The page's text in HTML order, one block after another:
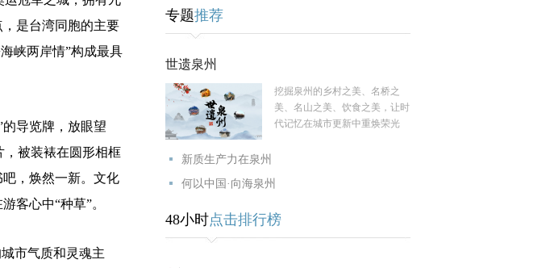
是台湾同胞的主要
峡两岸情”构成最具
导览牌，放眼望
，被装裱在圆形相框
，焕然一新。文化
客心中“种草”。
市气质和灵魂主
紧打
专题推荐
世遗泉州
挖掘泉州的乡村之美、名桥之
美、名山之美、饮食之美，让时
代记忆在城市更新中重焕荣光
新质生产力在泉州
何以中国·向海泉州
48小时点击排行榜